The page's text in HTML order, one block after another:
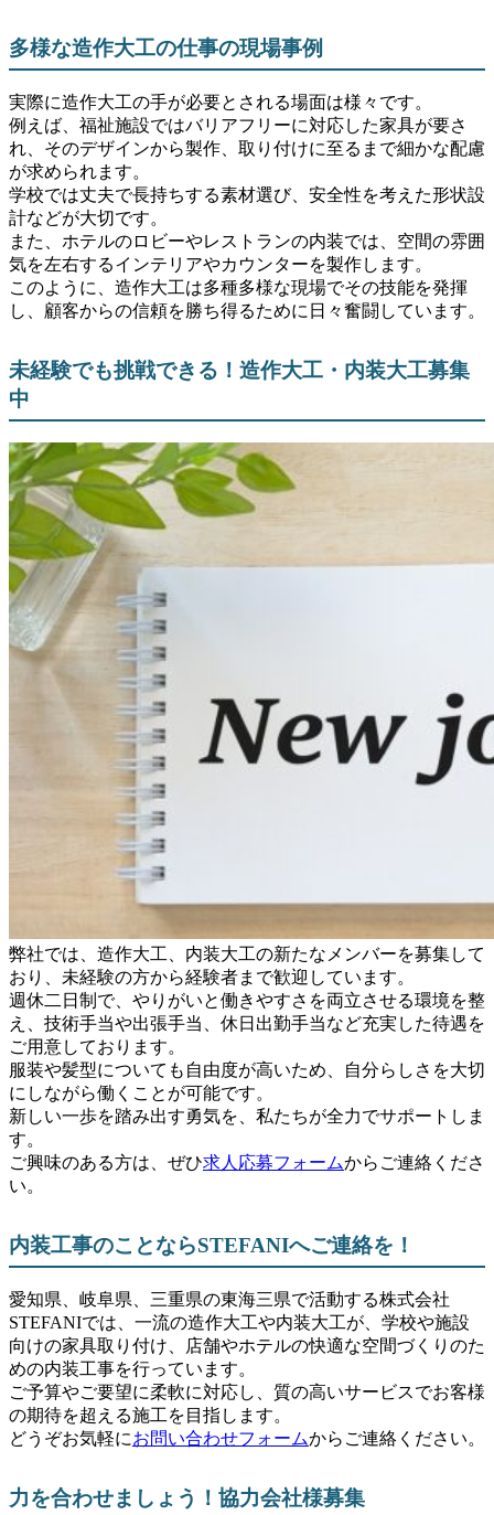
多様な造作大工の仕事の現場事例
実際に造作大工の手が必要とされる場面は様々です。
例えば、福祉施設ではバリアフリーに対応した家具が要さ
れ、そのデザインから製作、取り付けに至るまで細かな配慮
が求められます。
学校では丈夫で長持ちする素材選び、安全性を考えた形状設
計などが大切です。
また、ホテルのロビーやレストランの内装では、空間の雰囲
気を左右するインテリアやカウンターを製作します。
このように、造作大工は多種多様な現場でその技能を発揮
し、顧客からの信頼を勝ち得るために日々奮闘しています。
未経験でも挑戦できる！造作大工・内装大工募集
中
弊社では、造作大工、内装大工の新たなメンバーを募集して
おり、未経験の方から経験者まで歓迎しています。
週休二日制で、やりがいと働きやすさを両立させる環境を整
え、技術手当や出張手当、休日出勤手当など充実した待遇を
ご用意しております。
服装や髪型についても自由度が高いため、自分らしさを大切
にしながら働くことが可能です。
新しい一歩を踏み出す勇気を、私たちが全力でサポートしま
す。
ご興味のある方は、ぜひ求人応募フォームからご連絡くださ
い。
内装工事のことならSTEFANIへご連絡を！
愛知県、岐阜県、三重県の東海三県で活動する株式会社
STEFANIでは、一流の造作大工や内装大工が、学校や施設
向けの家具取り付け、店舗やホテルの快適な空間づくりのた
めの内装工事を行っています。
ご予算やご要望に柔軟に対応し、質の高いサービスでお客様
の期待を超える施工を目指します。
どうぞお気軽にお問い合わせフォームからご連絡ください。
力を合わせましょう！協力会社様募集